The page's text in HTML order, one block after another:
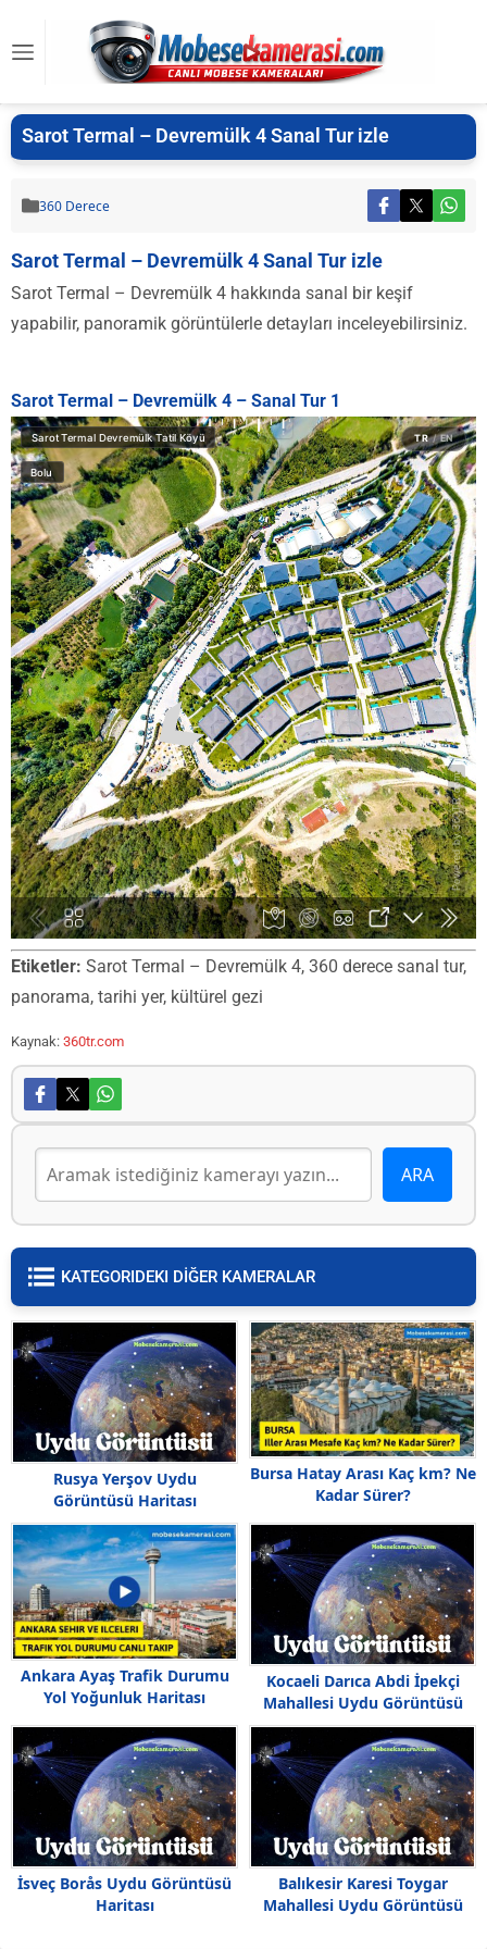
Sarot Termal – Devremülk 4 Sanal Tur izle
360 Derece
Sarot Termal – Devremülk 4 Sanal Tur izle
Sarot Termal – Devremülk 4 hakkında sanal bir keşif
yapabilir, panoramik görüntülerle detayları inceleyebilirsiniz.
Sarot Termal – Devremülk 4 – Sanal Tur 1
Etiketler: Sarot Termal – Devremülk 4, 360 derece sanal tur,
panorama, tarihi yer, kültürel gezi
Kaynak: 360tr.com
KATEGORIDEKI DİĞER KAMERALAR
Rusya Yerşov Uydu
Görüntüsü Haritası
Bursa Hatay Arası Kaç km? Ne
Kadar Sürer?
Ankara Ayaş Trafik Durumu
Yol Yoğunluk Haritası
Kocaeli Darıca Abdi İpekçi
Mahallesi Uydu Görüntüsü
İsveç Borås Uydu Görüntüsü
Haritası
Balıkesir Karesi Toygar
Mahallesi Uydu Görüntüsü